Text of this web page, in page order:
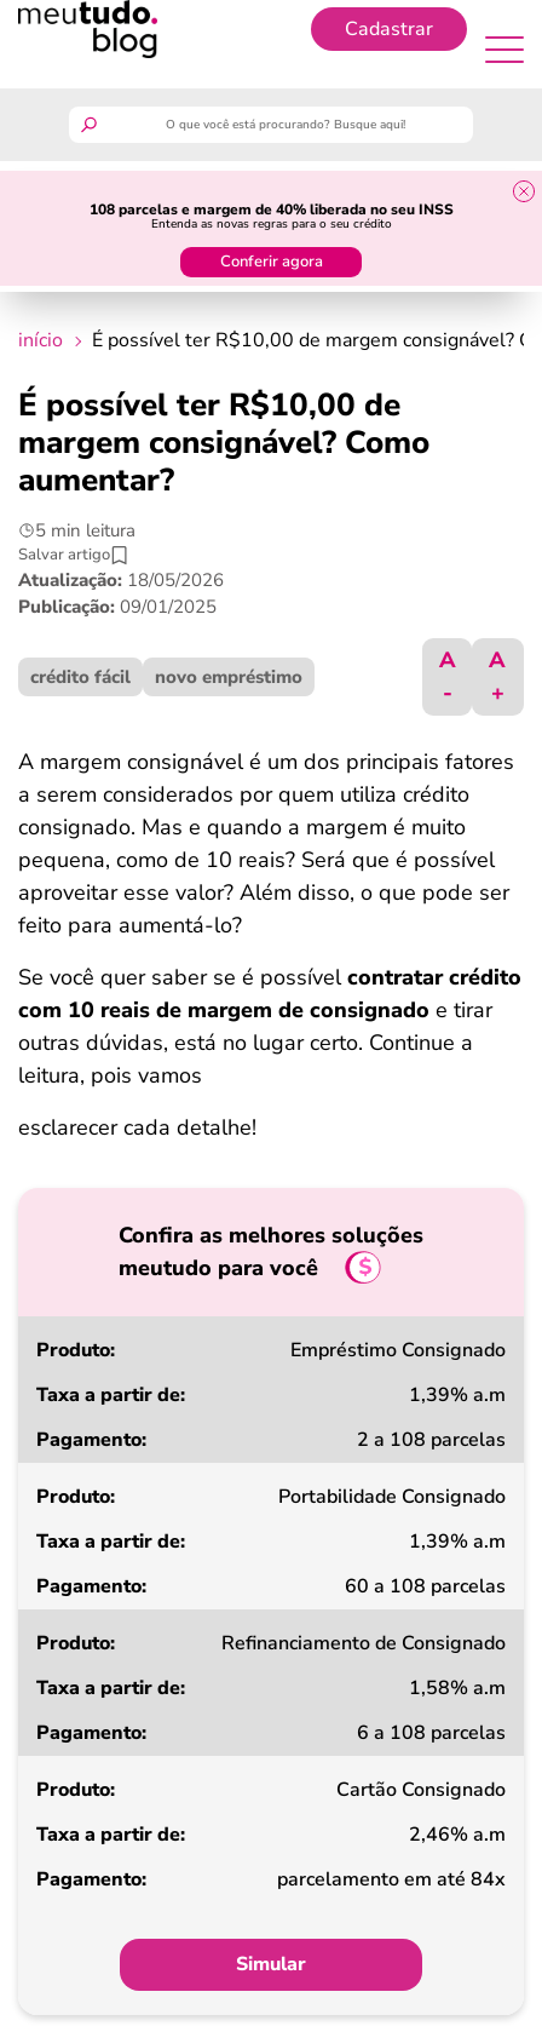
Cadastrar
108 parcelas e margem de 40% liberada no seu INSS
Entenda as novas regras para o seu crédito
Conferir agora
guia do trabalhador
crédito fácil
ferramentas
início É possível ter R$10,00 de margem consignável?
É possível ter R$10,00 de
margem consignável? Como
aumentar?
5 min leitura
Salvar artigo
Atualização: 18/05/2026
Publicação: 09/01/2025
crédito fácil novo empréstimo
A
-
A
+
A margem consignável é um dos principais fatores
a serem considerados por quem utiliza crédito
consignado. Mas e quando a margem é muito
pequena, como de 10 reais? Será que é possível
aproveitar esse valor? Além disso, o que pode ser
feito para aumentá-lo?
Se você quer saber se é possívelcontratar crédito
com 10 reais de margem de consignado e tirar
outras dúvidas, está no lugar certo. Continue a
leitura, pois vamos
esclarecer cada detalhe!
Confira as melhores soluções
meutudo para você
Produto
Taxa
a
de
Pagamento
Empréstimo Consignado
1,39% a.m
2 a 108 parcelas
Portabilidade Consignado
1,39% a.m
60 a 108 parcelas
Refinanciamento de Consignado
1,58% a.m
6 a 108 parcelas
Cartão Consignado
2,46% a.m
parcelamento em até 84x
Simular